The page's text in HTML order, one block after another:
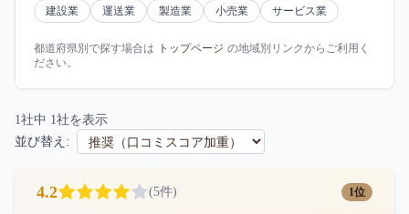
建設業 運送業 製造業 小売業 サービス業
都道府県別で探す場合は トップページ の地域別リンクからご利用く
ださい。
1社中 1社を表示
並び替え:
4.2 (5件) 1位